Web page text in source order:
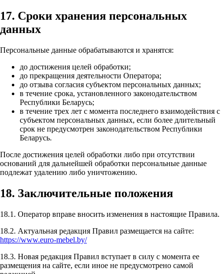
17. Сроки хранения персональных
данных
Персональные данные обрабатываются и хранятся:
до достижения целей обработки;
до прекращения деятельности Оператора;
до отзыва согласия субъектом персональных данных;
в течение срока, установленного законодательством
Республики Беларусь;
в течение трех лет с момента последнего взаимодействия с
субъектом персональных данных, если более длительный
срок не предусмотрен законодательством Республики
Беларусь.
После достижения целей обработки либо при отсутствии
оснований для дальнейшей обработки персональные данные
подлежат удалению либо уничтожению.
18. Заключительные положения
18.1. Оператор вправе вносить изменения в настоящие Правила.
18.2. Актуальная редакция Правил размещается на сайте:
https://www.euro-mebel.by/
18.3. Новая редакция Правил вступает в силу с момента ее
размещения на сайте, если иное не предусмотрено самой